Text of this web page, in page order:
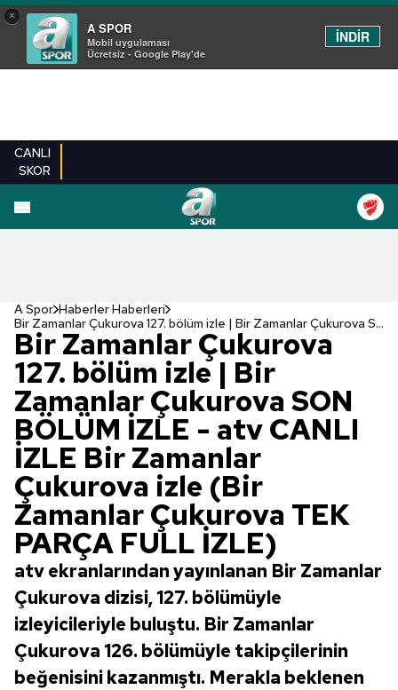
×
A SPOR
Mobil uygulaması
Ücretsiz - Google Play'de
İNDİR
CANLI
SKOR
A Spor Haberler Haberleri
Bir Zamanlar Çukurova 127. bölüm izle | Bir Zamanlar Çukurova SON BÖLÜM İZLE - atv CANLI İZLE Bir Zamanlar Çukurova izle (Bir Zamanlar Çukurova TEK PARÇA FULL İZLE)
Bir Zamanlar Çukurova
127. bölüm izle | Bir
Zamanlar Çukurova SON
BÖLÜM İZLE - atv CANLI
İZLE Bir Zamanlar
Çukurova izle (Bir
Zamanlar Çukurova TEK
PARÇA FULL İZLE)
atv ekranlarından yayınlanan Bir Zamanlar
Çukurova dizisi, 127. bölümüyle
izleyicileriyle buluştu. Bir Zamanlar
Çukurova 126. bölümüyle takipçilerinin
beğenisini kazanmıştı. Merakla beklenen